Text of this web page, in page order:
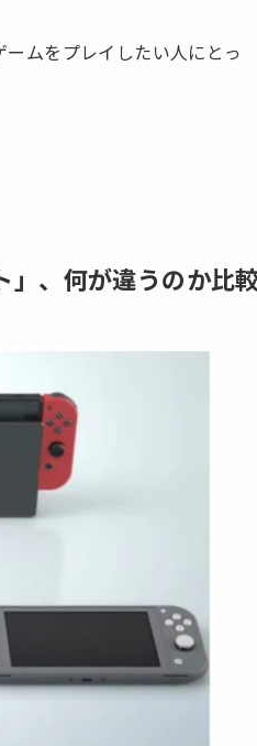
ームをプレイしたい人にとっ
」、何が違うのか比